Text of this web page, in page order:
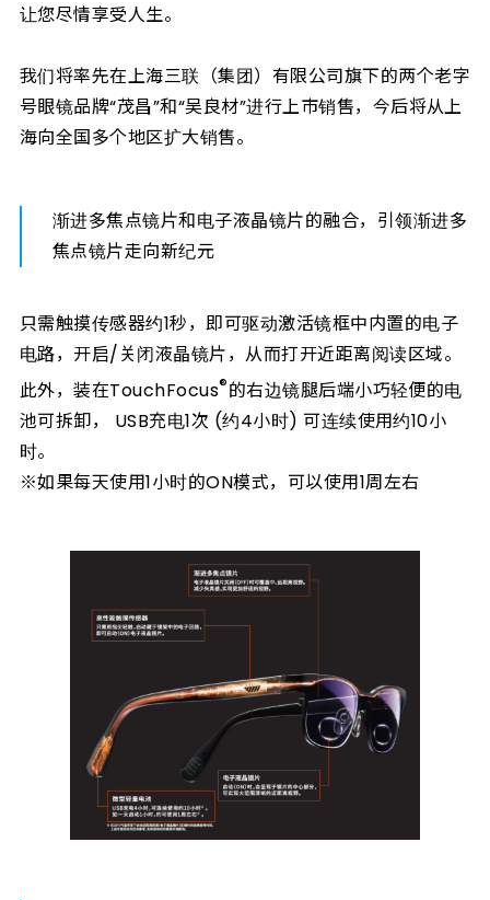
让您尽情享受人生。
我们将率先在上海三联（集团）有限公司旗下的两个老字
号眼镜品牌“茂昌”和“吴良材”进行上市销售，今后将从上
海向全国多个地区扩大销售。
渐进多焦点镜片和电子液晶镜片的融合，引领渐进多
焦点镜片走向新纪元
只需触摸传感器约1秒，即可驱动激活镜框中内置的电子
电路，开启/关闭液晶镜片，从而打开近距离阅读区域。
此外，装在TouchFocus®的右边镜腿后端小巧轻便的电
池可拆卸， USB充电1次 (约4小时) 可连续使用约10小
时。
※如果每天使用1小时的ON模式，可以使用1周左右